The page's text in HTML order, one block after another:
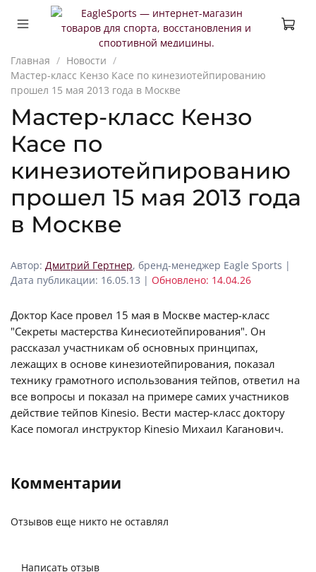
Главная
Новости
Мастер-класс Кензо Касе по кинезиотейпированию
прошел 15 мая 2013 года в Москве
Мастер-класс Кензо
Касе по
кинезиотейпированию
прошел 15 мая 2013 года
в Москве
Автор: Дмитрий Гертнер, бренд-менеджер Eagle Sports |
Дата публикации: 16.05.13 | Обновлено: 14.04.26
Доктор Касе провел 15 мая в Москве мастер-класс
"Секреты мастерства Кинесиотейпирования". Он
рассказал участникам об основных принципах,
лежащих в основе кинезиотейпирования, показал
технику грамотного использования тейпов, ответил на
все вопросы и показал на примере самих участников
действие тейпов Kinesio. Вести мастер-класс доктору
Касе помогал инструктор Kinesio Михаил Каганович.
Комментарии
Отзывов еще никто не оставлял
Написать отзыв